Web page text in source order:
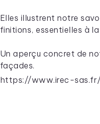
Elles illustrent notre
finitions, essentielles à
Un aperçu concret de
façades.
https://www.irec-